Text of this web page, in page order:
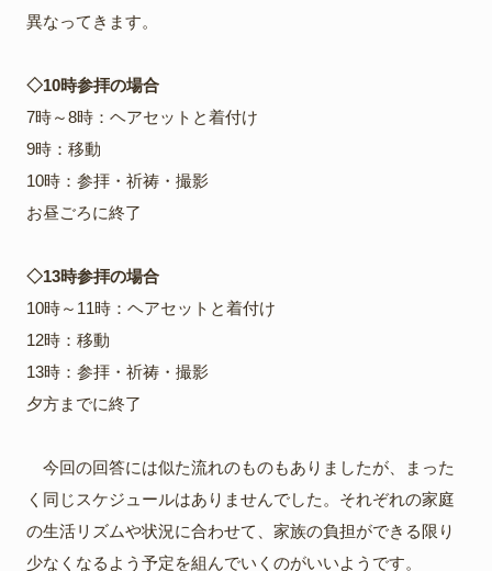
異なってきます。
◇10時参拝の場合
7時～8時：ヘアセットと着付け
9時：移動
10時：参拝・祈祷・撮影
お昼ごろに終了
◇13時参拝の場合
10時～11時：ヘアセットと着付け
12時：移動
13時：参拝・祈祷・撮影
夕方までに終了
今回の回答には似た流れのものもありましたが、まった
く同じスケジュールはありませんでした。それぞれの家庭
の生活リズムや状況に合わせて、家族の負担ができる限り
少なくなるよう予定を組んでいくのがいいようです。